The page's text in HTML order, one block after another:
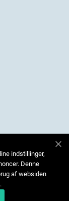
indstillinger,
Denne
af websiden